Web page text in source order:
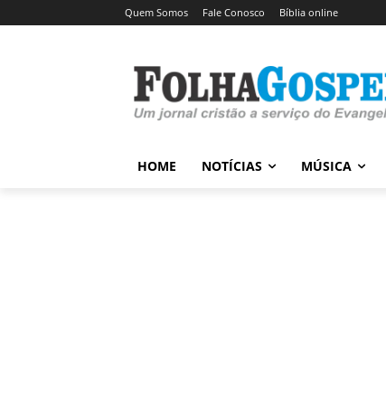
Quem Somos Fale Conosco Bíblia online
HOME NOTÍCIAS MÚSICA